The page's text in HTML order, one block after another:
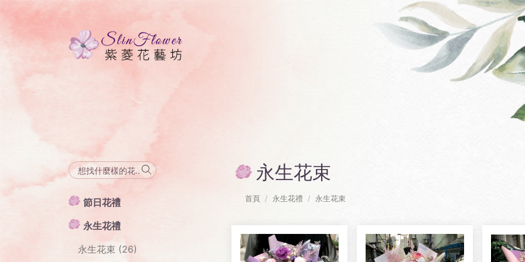
節日花禮
永生花禮
永生花束 (26)
永生花束
首頁 永生花禮 永生花束